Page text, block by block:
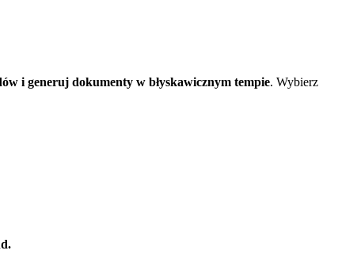
i generuj dokumenty w błyskawicznym tempie. Wybierz